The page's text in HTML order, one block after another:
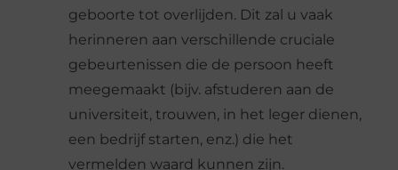
geboorte tot overlijden. Dit zal u vaak
herinneren aan verschillende cruciale
gebeurtenissen die de persoon heeft
meegemaakt (bijv. afstuderen aan de
universiteit, trouwen, in het leger dienen,
een bedrijf starten, enz.) die het
vermelden waard kunnen zijn.